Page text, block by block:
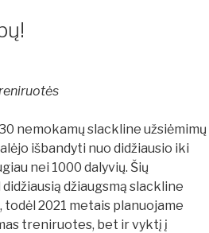
nemokamų slackline užsiėmimų
išbandyti nuo didžiausio iki
nei 1000 dalyvių. Šių
džiaugsmą slackline
2021 metais planuojame
treniruotes, bet ir vyktį į